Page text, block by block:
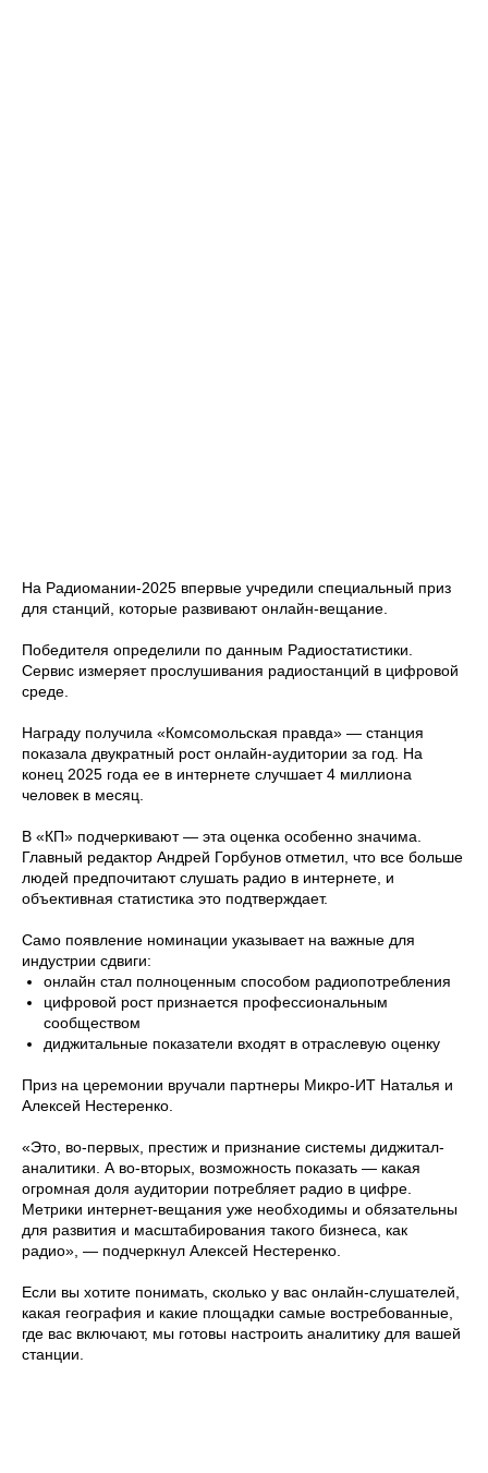
На Радиомании-2025 впервые учредили специальный приз
для станций, которые развивают онлайн-вещание.
Победителя определили по данным Радиостатистики.
Сервис измеряет прослушивания радиостанций в цифровой
среде.
Награду получила «Комсомольская правда» — станция
показала двукратный рост онлайн-аудитории за год. На
конец 2025 года ее в интернете случшает 4 миллиона
человек в месяц.
В «КП» подчеркивают — эта оценка особенно значима.
Главный редактор Андрей Горбунов отметил, что все больше
людей предпочитают слушать радио в интернете, и
объективная статистика это подтверждает.
Само появление номинации указывает на важные для
индустрии сдвиги:
онлайн стал полноценным способом радиопотребления
цифровой рост признается профессиональным
сообществом
диджитальные показатели входят в отраслевую оценку
Приз на церемонии вручали партнеры Микро-ИТ Наталья и
Алексей Нестеренко.
«Это, во-первых, престиж и признание системы диджитал-
аналитики. А во-вторых, возможность показать — какая
огромная доля аудитории потребляет радио в цифре.
Метрики интернет-вещания уже необходимы и обязательны
для развития и масштабирования такого бизнеса, как
радио», — подчеркнул Алексей Нестеренко.
Если вы хотите понимать, сколько у вас онлайн-слушателей,
какая география и какие площадки самые востребованные,
где вас включают, мы готовы настроить аналитику для вашей
станции.